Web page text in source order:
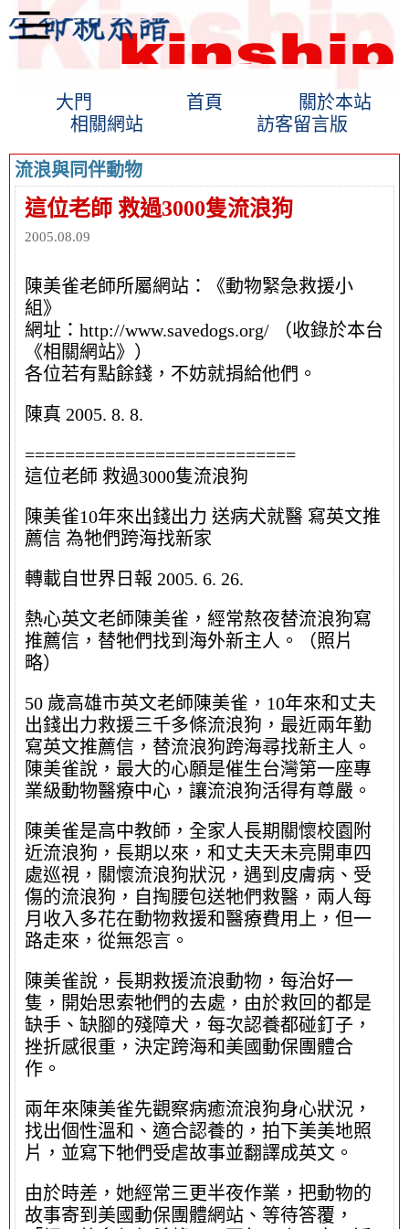
大門 首頁
關於本站
相關網站
訪客留言版
流浪與同伴動物
這位老師 救過3000隻流浪狗
2005.08.09
陳美雀老師所屬網站：《動物緊急救援小
組》
網址：http://www.savedogs.org/ （收錄於本台
《相關網站》）
各位若有點餘錢，不妨就捐給他們。
陳真 2005. 8. 8.
===========================
這位老師 救過3000隻流浪狗
陳美雀10年來出錢出力 送病犬就醫 寫英文推
薦信 為牠們跨海找新家
轉載自世界日報 2005. 6. 26.
熱心英文老師陳美雀，經常熬夜替流浪狗寫
推薦信，替牠們找到海外新主人。（照片
略）
50 歲高雄市英文老師陳美雀，10年來和丈夫
出錢出力救援三千多條流浪狗，最近兩年勤
寫英文推薦信，替流浪狗跨海尋找新主人。
陳美雀說，最大的心願是催生台灣第一座專
業級動物醫療中心，讓流浪狗活得有尊嚴。
陳美雀是高中教師，全家人長期關懷校園附
近流浪狗，長期以來，和丈夫天未亮開車四
處巡視，關懷流浪狗狀況，遇到皮膚病、受
傷的流浪狗，自掏腰包送牠們救醫，兩人每
月收入多花在動物救援和醫療費用上，但一
路走來，從無怨言。
陳美雀說，長期救援流浪動物，每治好一
隻，開始思索牠們的去處，由於救回的都是
缺手、缺腳的殘障犬，每次認養都碰釘子，
挫折感很重，決定跨海和美國動保團體合
作。
兩年來陳美雀先觀察病癒流浪狗身心狀況，
找出個性溫和、適合認養的，拍下美美地照
片，並寫下牠們受虐故事並翻譯成英文。
由於時差，她經常三更半夜作業，把動物的
故事寄到美國動保團體網站、等待答覆，